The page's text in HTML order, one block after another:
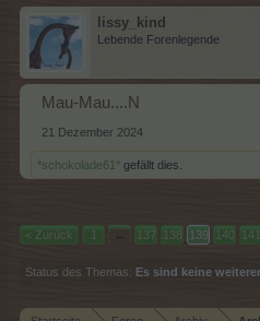
lissy_kind
Lebende Forenlegende
Mau-Mau....N
21 Dezember 2024
*schokolade61* gefällt dies.
< Zurück 1 ← 137 138 139 140 141
Status des Themas: Es sind keine